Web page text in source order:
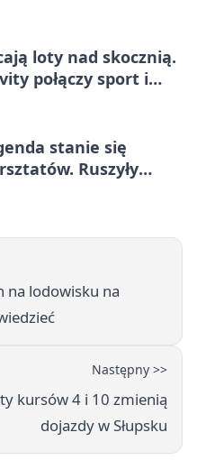
loty nad skocznią.
połączy sport i
stanie się
Ruszyły
na lodowisku na
Następny >>
kursów 4 i 10 zmienią
dojazdy w Słupsku